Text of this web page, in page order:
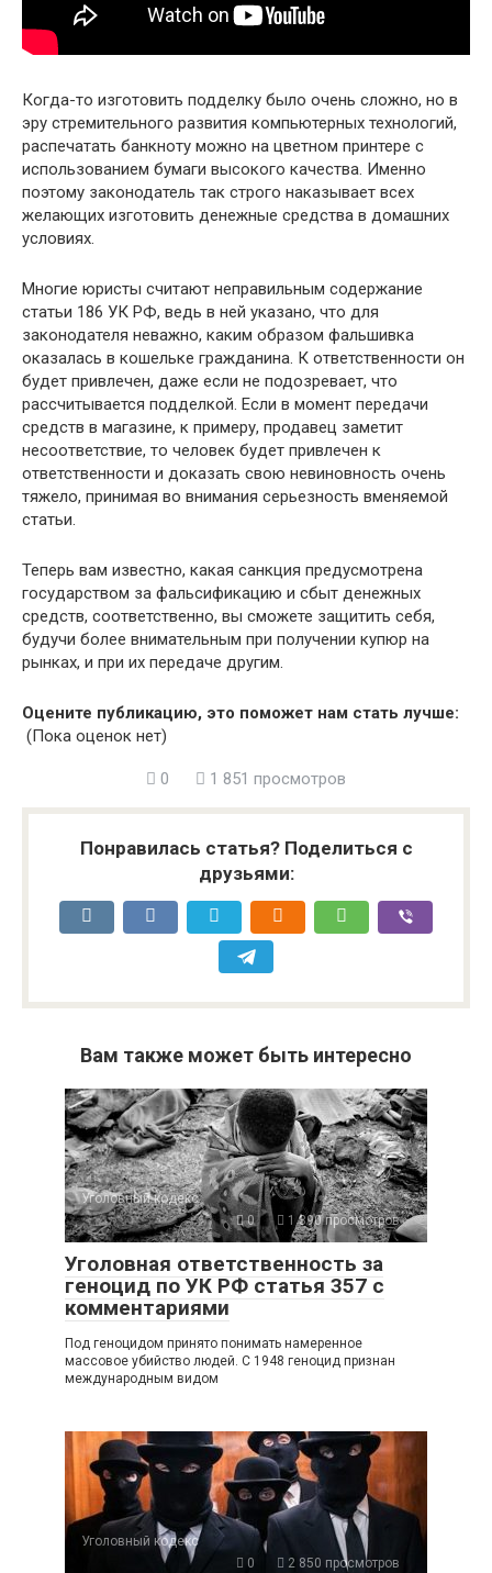
Когда-то изготовить подделку было очень сложно, но в
эру стремительного развития компьютерных технологий,
распечатать банкноту можно на цветном принтере с
использованием бумаги высокого качества. Именно
поэтому законодатель так строго наказывает всех
желающих изготовить денежные средства в домашних
условиях.
Многие юристы считают неправильным содержание
статьи 186 УК РФ, ведь в ней указано, что для
законодателя неважно, каким образом фальшивка
оказалась в кошельке гражданина. К ответственности он
будет привлечен, даже если не подозревает, что
рассчитывается подделкой. Если в момент передачи
средств в магазине, к примеру, продавец заметит
несоответствие, то человек будет привлечен к
ответственности и доказать свою невиновность очень
тяжело, принимая во внимания серьезность вменяемой
статьи.
Теперь вам известно, какая санкция предусмотрена
государством за фальсификацию и сбыт денежных
средств, соответственно, вы сможете защитить себя,
будучи более внимательным при получении купюр на
рынках, и при их передаче другим.
Оцените публикацию, это поможет нам стать лучше:
(Пока оценок нет)
0 1 851 просмотров
Понравилась статья? Поделиться с
друзьями:
Вам также может быть интересно
Уголовный кодекс
0
1 390 просмотров
Уголовная ответственность за
геноцид по УК РФ статья 357 с
комментариями
Под геноцидом принято понимать намеренное
массовое убийство людей. С 1948 геноцид признан
международным видом
Уголовный кодекс
0
2 850 просмотров